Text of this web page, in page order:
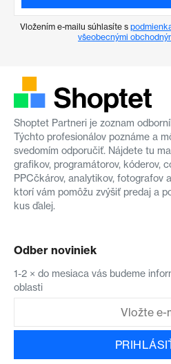
Vložením e-mailu súhlasíte s
všeobecnými
Shoptet Partneri je zoznam
Týchto profesionálov poznáme a
svedomím odporučiť. Nájdete tu
grafikov, programátorov, kóderov,
PPCčkárov, analytikov, fotografov
ktorí vám pomôžu zvýšiť predaj a
kus ďalej.
Odber noviniek
1-2 × do mesiaca vás budeme
oblasti